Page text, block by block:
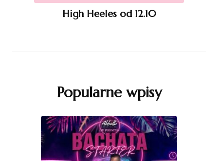
High Heeles od 12.10
Popularne wpisy